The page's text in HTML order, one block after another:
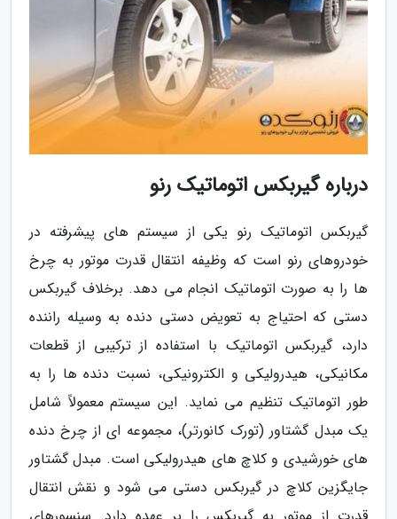
درباره گیربکس اتوماتیک رنو
گیربکس اتوماتیک رنو یکی از سیستم های پیشرفته در
خودروهای رنو است که وظیفه انتقال قدرت موتور به چرخ
ها را به صورت اتوماتیک انجام می دهد. برخلاف گیربکس
دستی که احتیاج به تعویض دستی دنده به وسیله راننده
دارد، گیربکس اتوماتیک با استفاده از ترکیبی از قطعات
مکانیکی، هیدرولیکی و الکترونیکی، نسبت دنده ها را به
طور اتوماتیک تنظیم می نماید. این سیستم معمولاً شامل
یک مبدل گشتاور (تورک کانورتر)، مجموعه ای از چرخ دنده
های خورشیدی و کلاچ های هیدرولیکی است. مبدل گشتاور
جایگزین کلاچ در گیربکس دستی می شود و نقش انتقال